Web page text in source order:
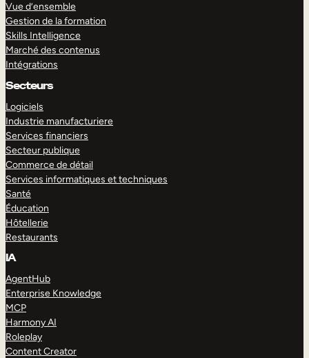
Vue d’ensemble
Gestion de la formation
Skills Intelligence
Marché des contenus
Intégrations
Secteurs
Logiciels
Industrie manufacturiere
Services financiers
Secteur publique
Commerce de détail
Services informatiques et techniques
Santé
Éducation
Hôtellerie
Restaurants
IA
AgentHub
Enterprise Knowledge
MCP
Harmony AI
Roleplay
Content Creator